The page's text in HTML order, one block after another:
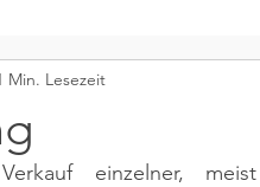
Min. Lesezeit
einzelner,